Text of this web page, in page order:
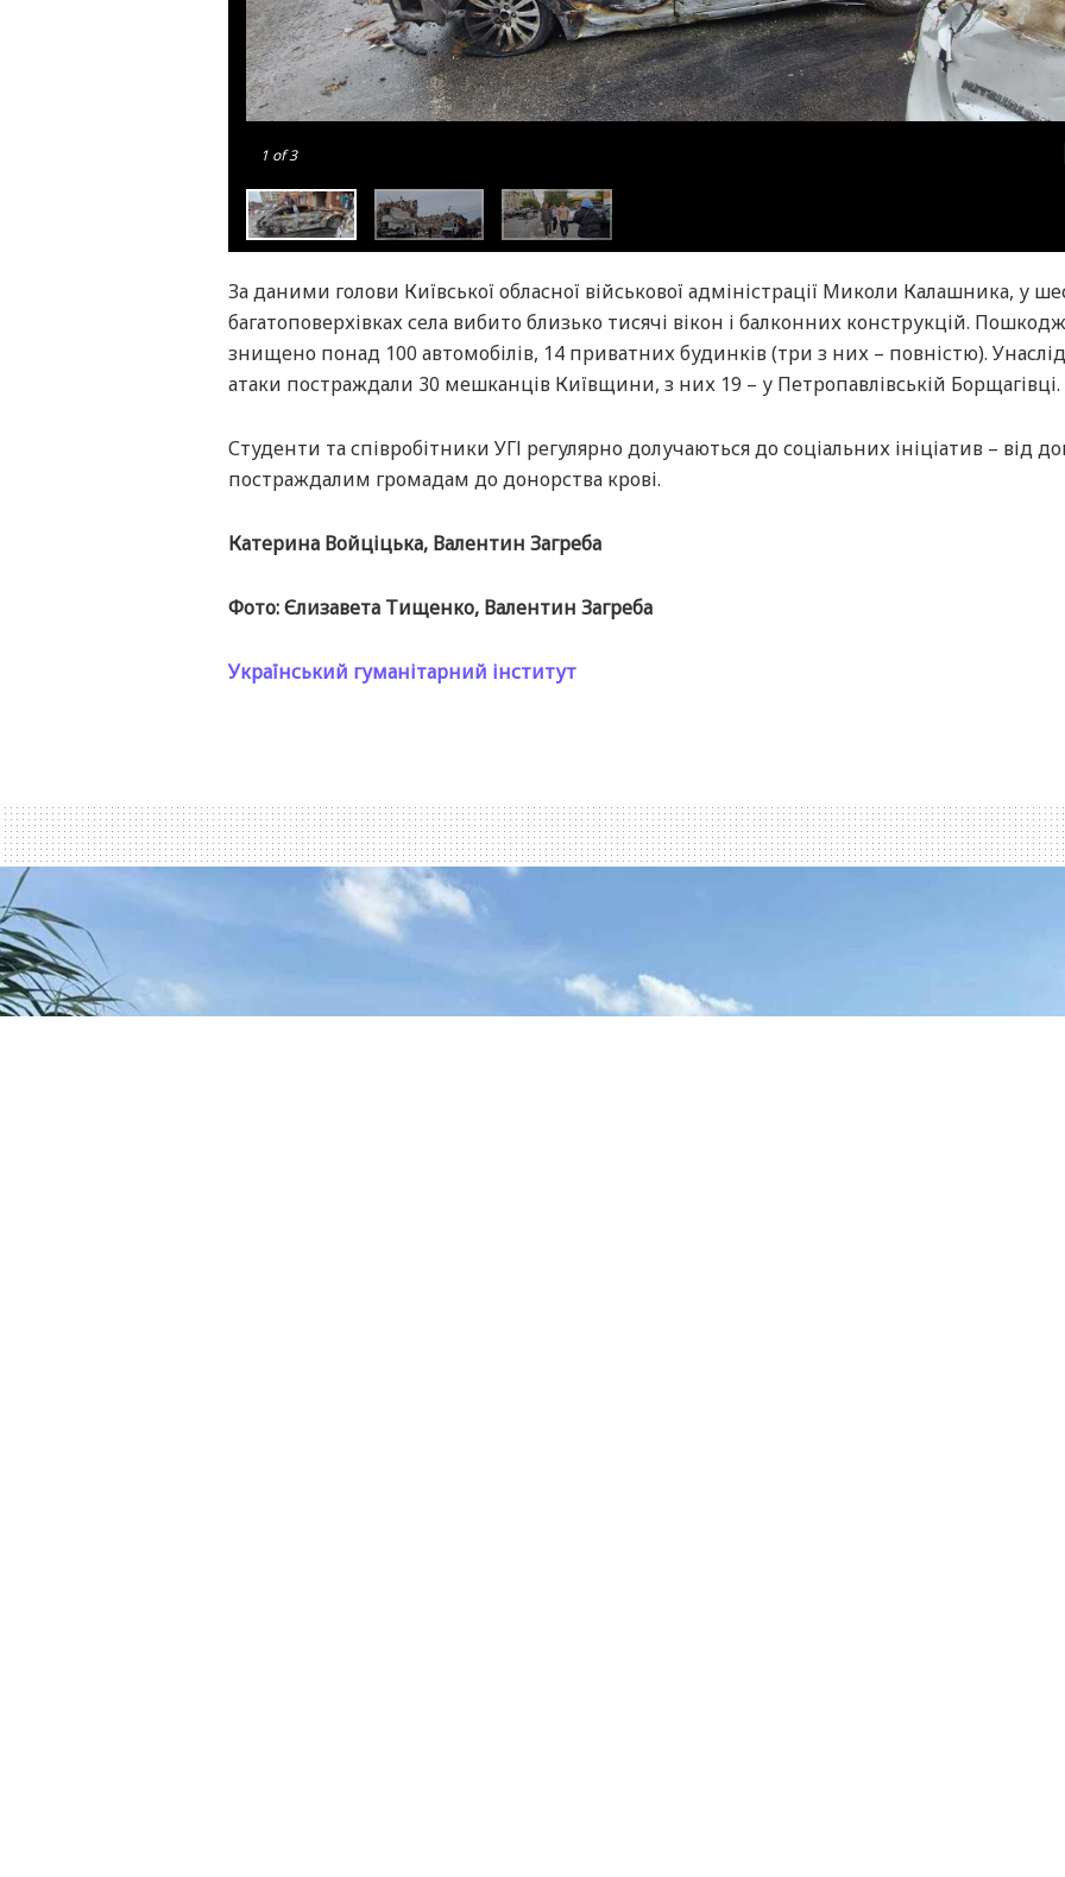
1 of 3
За даними голови Київської обласної військової адміністрації Миколи Калашника, у
багатоповерхівках села вибито близько тисячі вікон і балконних конструкцій.
знищено понад 100 автомобілів, 14 приватних будинків (три з них – повністю).
атаки постраждали 30 мешканців Київщини, з них 19 – у Петропавлівській Борщагівці.
Студенти та співробітники УГІ регулярно долучаються до соціальних ініціатив – від
постраждалим громадам до донорства крові.
Катерина Войціцька, Валентин Загреба
Фото: Єлизавета Тищенко, Валентин Загреба
Український гуманітарний інститут